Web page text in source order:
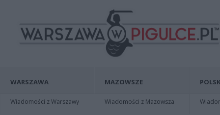
WARSZAWA
Wiadomości z Warszawy
MAZOWSZE
Wiadomości z Mazowsza